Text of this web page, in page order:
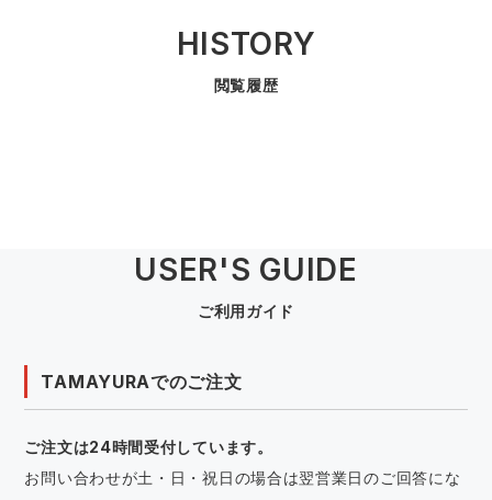
HISTORY
閲覧履歴
USER'S GUIDE
ご利用ガイド
TAMAYURAでのご注文
ご注文は24時間受付しています。
お問い合わせが土・日・祝日の場合は翌営業日のご回答にな